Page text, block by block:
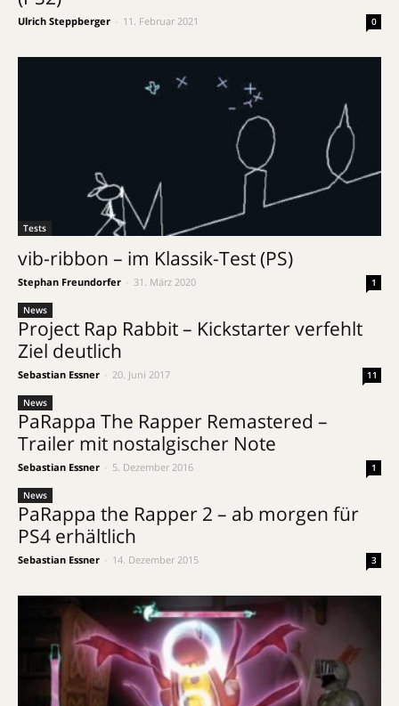
Ulrich Steppberger 11. Februar 2021 0
Tests
vib-ribbon – im Klassik-Test (PS)
Stephan Freundorfer 31. März 2020 1
News
Project Rap Rabbit – Kickstarter verfehlt
Ziel deutlich
Sebastian Essner 20. Juni 2017 11
News
PaRappa The Rapper Remastered –
Trailer mit nostalgischer Note
Sebastian Essner 5. Dezember 2016 1
News
PaRappa the Rapper 2 – ab morgen für
PS4 erhältlich
Sebastian Essner 14. Dezember 2015 3